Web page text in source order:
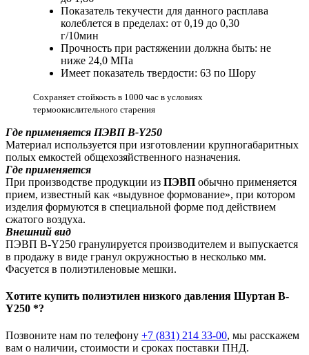
Показатель текучести для данного расплава
колеблется в пределах: от 0,19 до 0,30
г/10мин
Прочность при растяжении должна быть: не
ниже 24,0 МПа
Имеет показатель твердости: 63 по Шору
Сохраняет стойкость в 1000 час в условиях
термоокислительного старения
Где применяется ПЭВП B-Y250
Материал используется при изготовлении крупногабаритных
полых емкостей общехозяйственного назначения.
Где применяется
При производстве продукции из ПЭВП обычно применяется
прием, известный как «выдувное формование», при котором
изделия формуются в специальной форме под действием
сжатого воздуха.
Внешний вид
ПЭВП B-Y250 гранулируется производителем и выпускается
в продажу в виде гранул окружностью в несколько мм.
Фасуется в полиэтиленовые мешки.
Хотите купить полиэтилен низкого давления Шуртан B-
Y250 *?
Позвоните нам по телефону +7 (831) 214 33-00, мы расскажем
вам о наличии, стоимости и сроках поставки ПНД.